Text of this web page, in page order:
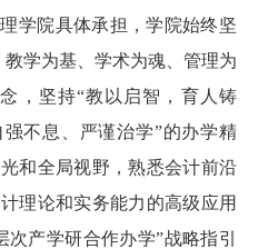
学院具体承担，学院始终坚
学为基、学术为魂、管理为
，坚持“教以启智，育人铸
不息、严谨治学”的办学精
和全局视野，熟悉会计前沿
理论和实务能力的高级应用
次产学研合作办学”战略指引